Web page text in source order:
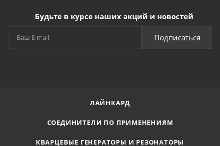
Будьте в курсе наших акций и новостей
Подписаться
ЛАЙНКАРД
СОЕДИНИТЕЛИ ПО ПРИМЕНЕНИЯМ
КВАРЦЕВЫЕ ГЕНЕРАТОРЫ И РЕЗОНАТОРЫ